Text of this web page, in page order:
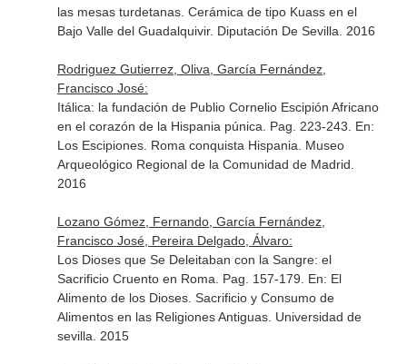
las mesas turdetanas. Cerámica de tipo Kuass en el
Bajo Valle del Guadalquivir. Diputación De Sevilla. 2016
Rodriguez Gutierrez, Oliva, García Fernández,
Francisco José:
Itálica: la fundación de Publio Cornelio Escipión Africano
en el corazón de la Hispania púnica. Pag. 223-243. En:
Los Escipiones. Roma conquista Hispania . Museo
Arqueológico Regional de la Comunidad de Madrid.
2016
Lozano Gómez, Fernando, García Fernández,
Francisco José, Pereira Delgado, Álvaro:
Los Dioses que Se Deleitaban con la Sangre: el
Sacrificio Cruento en Roma. Pag. 157-179. En: El
Alimento de los Dioses. Sacrificio y Consumo de
Alimentos en las Religiones Antiguas. Universidad de
sevilla. 2015